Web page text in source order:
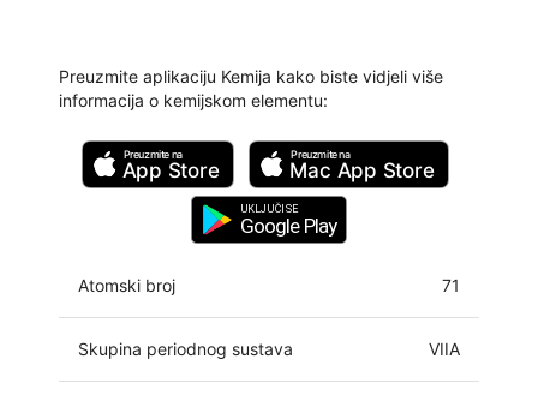
Preuzmite aplikaciju Kemija kako biste vidjeli više
informacija o kemijskom elementu:
Preuzmite na
App Store
Preuzmite na
Mac App Store
UKLJUČI SE
Google Play
Atomski broj 71
Skupina periodnog sustava VIIA